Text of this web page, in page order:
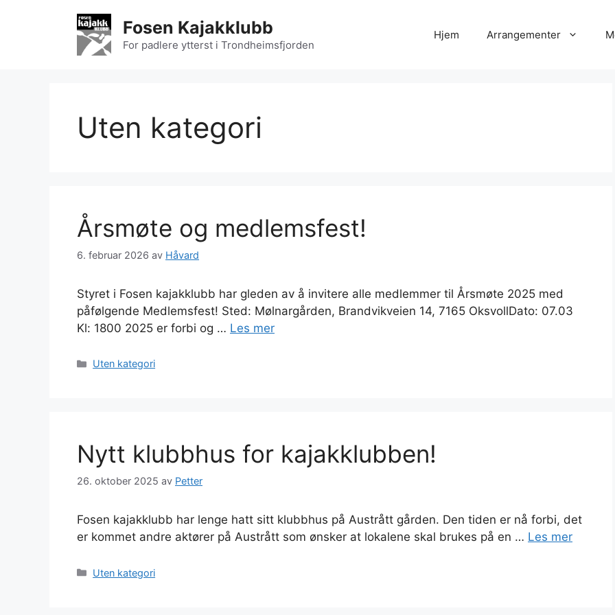
Fosen Kajakklubb
For padlere ytterst i Trondheimsfjorden
Hjem Arrangementer
Uten kategori
Årsmøte og medlemsfest!
6. februar 2026 av Håvard
Styret i Fosen kajakklubb har gleden av å invitere alle medlemmer til Årsmøte 2025 med
påfølgende Medlemsfest! Sted: Mølnargården, Brandvikveien 14, 7165 OksvollDato: 07.03
Kl: 1800 2025 er forbi og … Les mer
Kategorier
Uten kategori
Nytt klubbhus for kajakklubben!
26. oktober 2025 av Petter
Fosen kajakklubb har lenge hatt sitt klubbhus på Austrått gården. Den tiden er nå forbi, det
er kommet andre aktører på Austrått som ønsker at lokalene skal brukes på en … Les mer
Kategorier
Uten kategori